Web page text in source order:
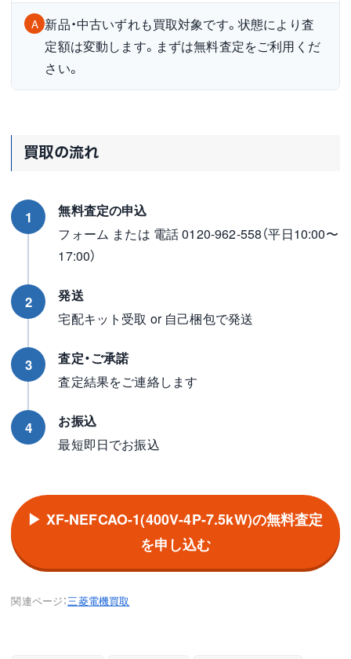
A 新品・中古いずれも買取対象です。状態により査
定額は変動します。まずは無料査定をご利用くだ
さい。
買取の流れ
1
無料査定の申込
フォーム または 電話 0120-962-558（平日10:00〜
17:00）
2
発送
宅配キット受取 or 自己梱包で発送
3
査定・ご承諾
査定結果をご連絡します
4
お振込
最短即日でお振込
▶ XF-NEFCAO-1(400V-4P-7.5kW)の無料査定
を申し込む
関連ページ：三菱電機買取